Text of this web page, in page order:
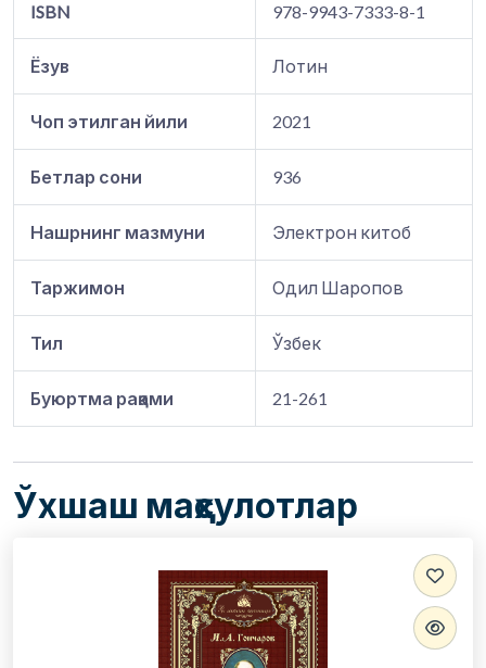
ISBN 978-9943-7333-8-1
Ёзув Лотин
Чоп этилган йили 2021
Бетлар сони 936
Нашрнинг мазмуни Электрон китоб
Таржимон Одил Шаропов
Тил Ўзбек
Буюртма рақами 21-261
Ўхшаш маҳсулотлар